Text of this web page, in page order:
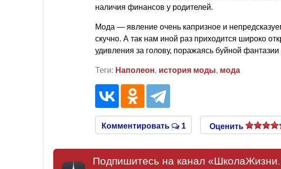
наличия финансов у родителей.
Мода — явление очень капризное и
скучно. А так нам иной раз приходится широко
удивления за голову, поражаясь буйной
Теги: Наполеон, история моды, мода
Комментировать 1 Оценить
Подпишитесь на канал